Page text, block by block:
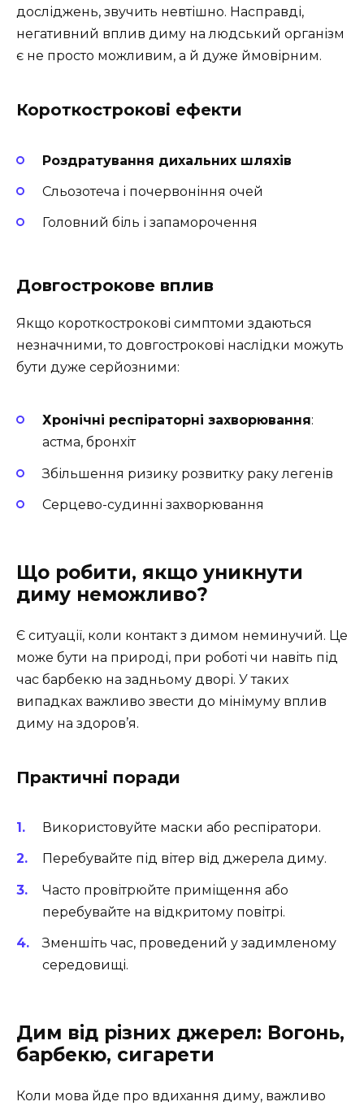
досліджень, звучить невтішно. Насправді,
негативний вплив диму на людський організм
є не просто можливим, а й дуже ймовірним.
Короткострокові ефекти
Роздратування дихальних шляхів
Сльозотеча і почервоніння очей
Головний біль і запаморочення
Довгострокове вплив
Якщо короткострокові симптоми здаються
незначними, то довгострокові наслідки можуть
бути дуже серйозними:
Хронічні респіраторні захворювання:
астма, бронхіт
Збільшення ризику розвитку раку легенів
Серцево-судинні захворювання
Що робити, якщо уникнути
диму неможливо?
Є ситуації, коли контакт з димом неминучий. Це
може бути на природі, при роботі чи навіть під
час барбекю на задньому дворі. У таких
випадках важливо звести до мінімуму вплив
диму на здоров’я.
Практичні поради
Використовуйте маски або респіратори.
Перебувайте під вітер від джерела диму.
Часто провітрюйте приміщення або
перебувайте на відкритому повітрі.
Зменшіть час, проведений у задимленому
середовищі.
Дим від різних джерел: Вогонь,
барбекю, сигарети
Коли мова йде про вдихання диму, важливо